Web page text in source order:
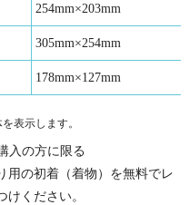
254mm×203mm
305mm×254mm
178mm×127mm
表示します。
入の方に限る
用の初着（着物）を無料でレ
ください。